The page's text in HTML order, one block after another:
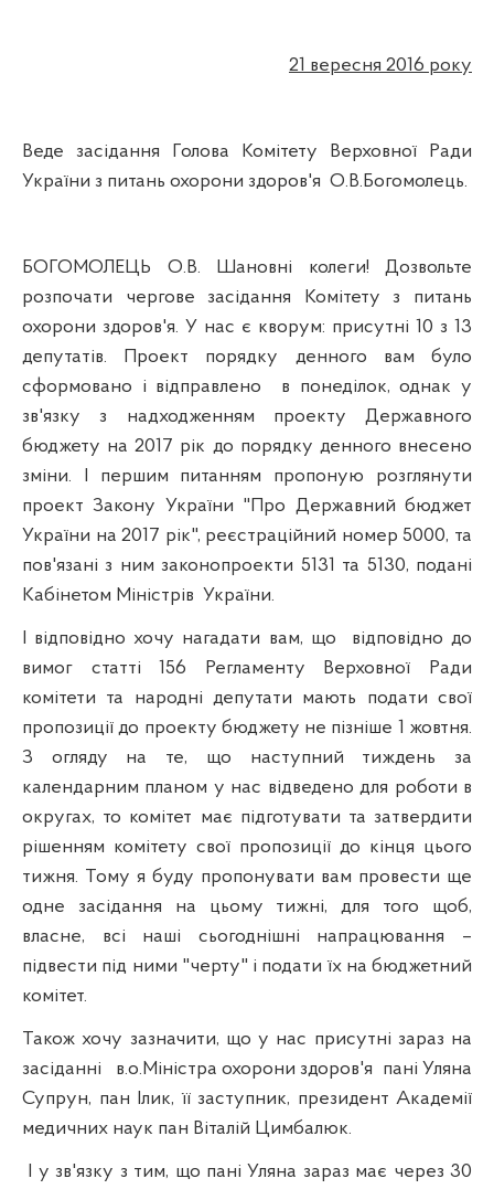
21 вересня 2016 року
Веде засідання Голова Комітету Верховної Ради
України з питань охорони здоров'я О.В.Богомолець.
БОГОМОЛЕЦЬ О.В. Шановні колеги! Дозвольте
розпочати чергове засідання Комітету з питань
охорони здоров'я. У нас є кворум: присутні 10 з 13
депутатів. Проект порядку денного вам було
сформовано і відправлено
в понеділок, однак у
зв'язку з надходженням проекту Державного
бюджету на 2017 рік до порядку денного внесено
зміни. І першим питанням пропоную розглянути
проект Закону України "Про Державний бюджет
України на 2017 рік", реєстраційний номер 5000, та
пов'язані з ним законопроекти 5131 та 5130, подані
Кабінетом Міністрів України.
І відповідно хочу нагадати вам, що
відповідно до
вимог статті 156 Регламенту Верховної Ради
комітети та народні депутати мають подати свої
пропозиції до проекту бюджету не пізніше 1 жовтня.
З огляду на те, що наступний тиждень за
календарним планом у нас відведено для роботи в
округах, то комітет має підготувати та затвердити
рішенням комітету свої пропозиції до кінця цього
тижня. Тому я буду пропонувати вам провести ще
одне засідання на цьому тижні, для того щоб,
власне, всі наші сьогоднішні напрацювання –
підвести під ними "черту" і подати їх на бюджетний
комітет.
Також хочу зазначити, що у нас присутні зараз на
засіданні
в.о.Міністра охорони здоров'я пані Уляна
Супрун, пан Ілик, її заступник, президент Академії
медичних наук пан Віталій Цимбалюк.
І у зв'язку з тим, що пані Уляна зараз має через 30